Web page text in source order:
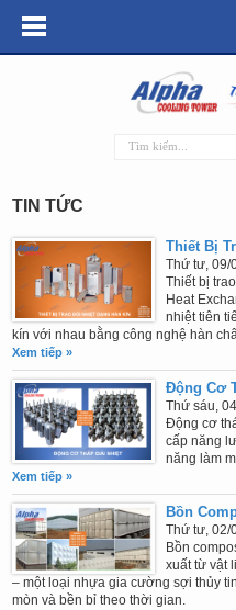
TIN TỨC
Thiết Bị
Thứ tư, 09/
Thiết bị
Heat
nhiệt tiên
kín với nhau bằng công nghệ hàn
Xem tiếp »
Động Cơ
Thứ sáu,
Động cơ
cấp năng
năng làm
Xem tiếp »
Bồn
Thứ tư, 02/
Bồn
xuất từ vật
– một loại nhựa gia cường sợi thủy
mòn và bền bỉ theo thời gian.